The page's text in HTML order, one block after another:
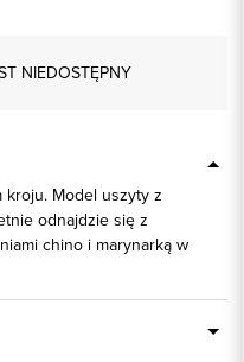
NIEDOSTĘPNY
kroju. Model uszyty z
odnajdzie się z
chino i marynarką w